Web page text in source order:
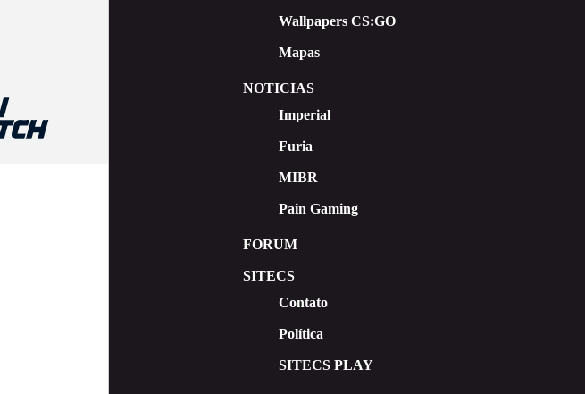
Wallpapers CS:GO
Mapas
NOTICIAS
Imperial
Furia
MIBR
Pain Gaming
FORUM
SITECS
Contato
Política
SITECS PLAY